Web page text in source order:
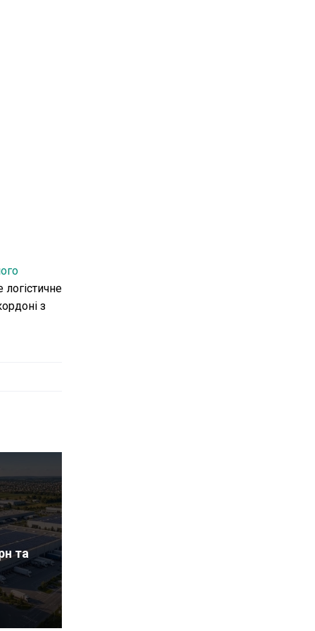
логістичне
з
та